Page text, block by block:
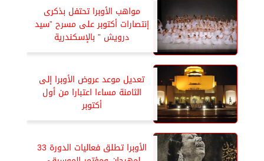
مواهب الأوبرا تحتفل بذكرى
إنتصارات أكتوبر على مسرح ”سيد
درويش ” بالإسكندرية
تعديل موعد عروض الأوبرا إلى
الثامنة مساءا اعتبارا من أول
أكتوبر
الأوبرا تطلق فعاليات الدورة 33